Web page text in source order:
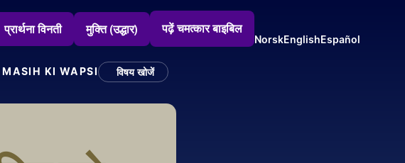
प्रार्थना विनती मुक्ति (उद्धार) पढ़ें चमत्कार बाइबिल
NorskEnglishEspañol
MASIH KI WAPSI विषय खोजें